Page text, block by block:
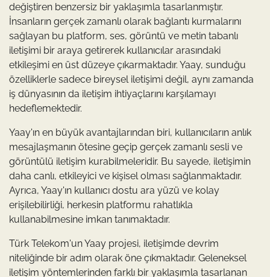
değiştiren benzersiz bir yaklaşımla tasarlanmıştır.
İnsanların gerçek zamanlı olarak bağlantı kurmalarını
sağlayan bu platform, ses, görüntü ve metin tabanlı
iletişimi bir araya getirerek kullanıcılar arasındaki
etkileşimi en üst düzeye çıkarmaktadır. Yaay, sunduğu
özelliklerle sadece bireysel iletişimi değil, aynı zamanda
iş dünyasının da iletişim ihtiyaçlarını karşılamayı
hedeflemektedir.
Yaay'ın en büyük avantajlarından biri, kullanıcıların anlık
mesajlaşmanın ötesine geçip gerçek zamanlı sesli ve
görüntülü iletişim kurabilmeleridir. Bu sayede, iletişimin
daha canlı, etkileyici ve kişisel olması sağlanmaktadır.
Ayrıca, Yaay'ın kullanıcı dostu ara yüzü ve kolay
erişilebilirliği, herkesin platformu rahatlıkla
kullanabilmesine imkan tanımaktadır.
Türk Telekom'un Yaay projesi, iletişimde devrim
niteliğinde bir adım olarak öne çıkmaktadır. Geleneksel
iletişim yöntemlerinden farklı bir yaklaşımla tasarlanan